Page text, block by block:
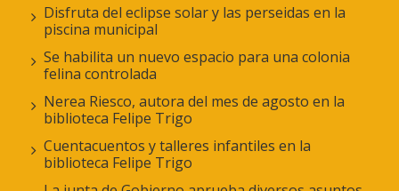
Disfruta del eclipse solar y las perseidas en la
piscina municipal
Se habilita un nuevo espacio para una colonia
felina controlada
Nerea Riesco, autora del mes de agosto en la
biblioteca Felipe Trigo
Cuentacuentos y talleres infantiles en la
biblioteca Felipe Trigo